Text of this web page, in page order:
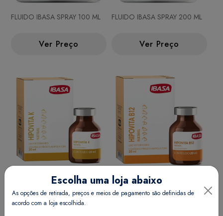
FLUIDO IBASA SPRAY 100 ML
Ver Preço
FLUIDO IBASA SPRAY 200 ML
Ver Preço
HIPOVITA K INJ. 20 ML
Ver Preço
HIPOVITA B12 INJ. 20 ML
Escolha uma loja abaixo
As opções de retirada, preços e meios de pagamento são definidas de
acordo com a loja escolhida.